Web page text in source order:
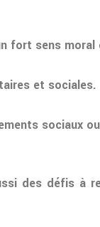
fort sens
et
sociaux
des défis à